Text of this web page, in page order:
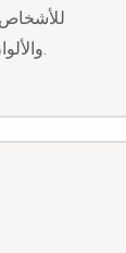
والألوان المتداخلة المرسومة يدويًا.